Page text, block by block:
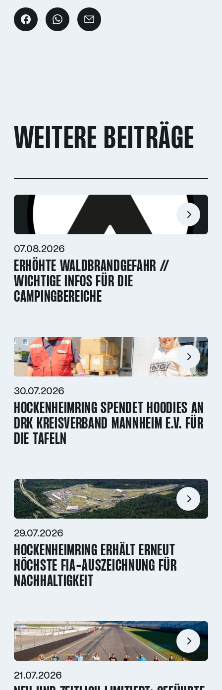
WEITERE BEITRÄGE
07.08.2026
ERHÖHTE WALDBRANDGEFAHR //
WICHTIGE INFOS FÜR DIE
CAMPINGBEREICHE
30.07.2026
HOCKENHEIMRING SPENDET HOODIES AN
DRK KREISVERBAND MANNHEIM E.V. FÜR
DIE TAFELN
29.07.2026
HOCKENHEIMRING ERHÄLT ERNEUT
HÖCHSTE FIA-AUSZEICHNUNG FÜR
NACHHALTIGKEIT
21.07.2026